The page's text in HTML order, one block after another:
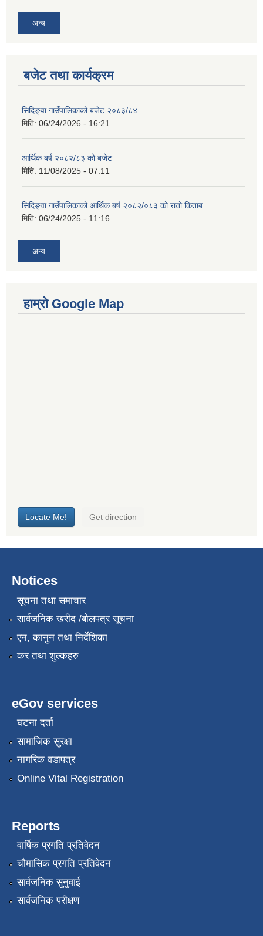
अन्य
बजेट तथा कार्यक्रम
सिदिङ्वा गाउँपालिकाको बजेट २०८३/८४
मिति: 06/24/2026 - 16:21
आर्थिक बर्ष २०८२/८३ को बजेट
मिति: 11/08/2025 - 07:11
सिदिङ्वा गाउँपालिकाको आर्थिक बर्ष २०८२/०८३ को रातो किताब
मिति: 06/24/2025 - 11:16
अन्य
हाम्रो Google Map
Notices
सूचना तथा समाचार
सार्वजनिक खरीद /बोलपत्र सूचना
एन, कानुन तथा निर्देशिका
कर तथा शुल्कहरु
eGov services
घटना दर्ता
सामाजिक सुरक्षा
नागरिक वडापत्र
Online Vital Registration
Reports
वार्षिक प्रगति प्रतिवेदन
चौमासिक प्रगति प्रतिवेदन
सार्वजनिक सुनुवाई
सार्वजनिक परीक्षण